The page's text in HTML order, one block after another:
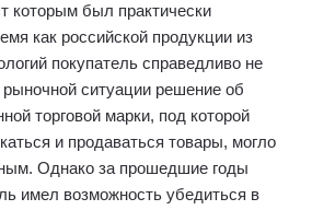
которым был практически
как российской продукции из
покупатель справедливо не
ситуации решение об
торговой марки, под которой
и продаваться товары, могло
Однако за прошедшие годы
имел возможность убедиться в